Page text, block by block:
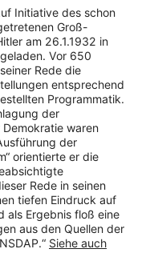
Initiative des schon
Groß-
am 26.1.1932 in
Vor 650
Rede die
entsprechend
Programmatik.
der
waren
der
orientierte er die
Rede in seinen
tiefen Eindruck auf
als Ergebnis floß eine
aus den Quellen der
Siehe auch